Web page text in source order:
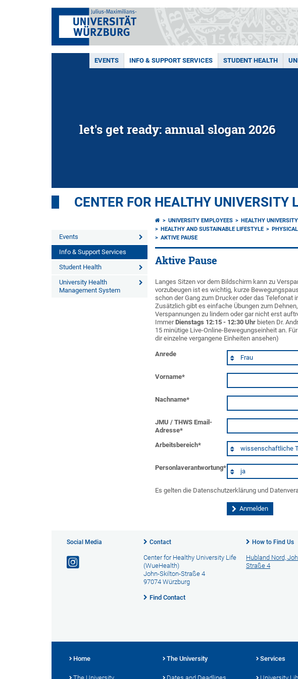
EVENTS INFO & SUPPORT SERVICES STUDENT HEALTH
let's get ready: annual slogan 2026
CENTER FOR HEALTHY UNIVERSITY
Events
Info & Support Services
Student Health
University Health
Management System
UNIVERSITY EMPLOYEES HEALTHY UNIVERSITY
HEALTHY AND SUSTAINABLE LIFESTYLE
AKTIVE PAUSE
Aktive Pause
Langes Sitzen vor dem Bildschirm kann zu
vorzubeugen ist es wichtig, kurze
schon der Gang zum Drucker oder das Telefonat
Zusätzlich gibt es einfache Übungen zum
Verspannungen zu lindern oder gar nicht erst
ImmerDienstags 12:15 - 12:30 Uhr bieten Dr.
15 minütige Live-Online-Bewegungseinheit an.
dir einzelne vergangene Einheiten ansehen)
Anrede
Vorname*
Nachname*
JMU / THWS Email-
Adresse*
Arbeitsbereich*
Personlaverantwortung*
Es gelten die Datenschutzerklärung und
Social Media Contact
Center for Healthy University Life
(WueHealth)
John-Skilton-Straße 4
97074 Würzburg
Find Contact
How to Find Us
Hubland Nord,
Straße 4
Home The University Services